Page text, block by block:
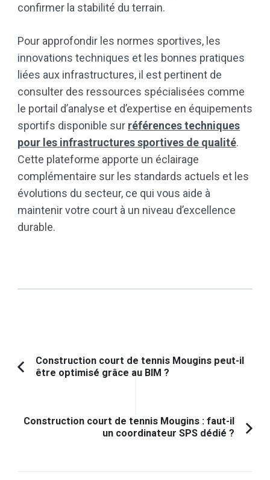
confirmer la stabilité du terrain.
Pour approfondir les normes sportives, les
innovations techniques et les bonnes pratiques
liées aux infrastructures, il est pertinent de
consulter des ressources spécialisées comme
le portail d’analyse et d’expertise en équipements
sportifs disponible sur références techniques
pour les infrastructures sportives de qualité.
Cette plateforme apporte un éclairage
complémentaire sur les standards actuels et les
évolutions du secteur, ce qui vous aide à
maintenir votre court à un niveau d’excellence
durable.
Navigation
d'article
Article
Construction court de tennis Mougins peut-il
être optimisé grâce au BIM ?
Construction court de tennis Mougins : faut-il
un coordinateur SPS dédié ?